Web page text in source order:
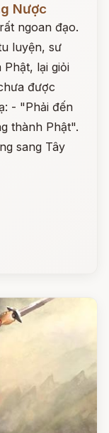
Nược
ngoan đạo.
luyện, sư
lại giỏi
được
- "Phải đến
thành Phật".
sang Tây